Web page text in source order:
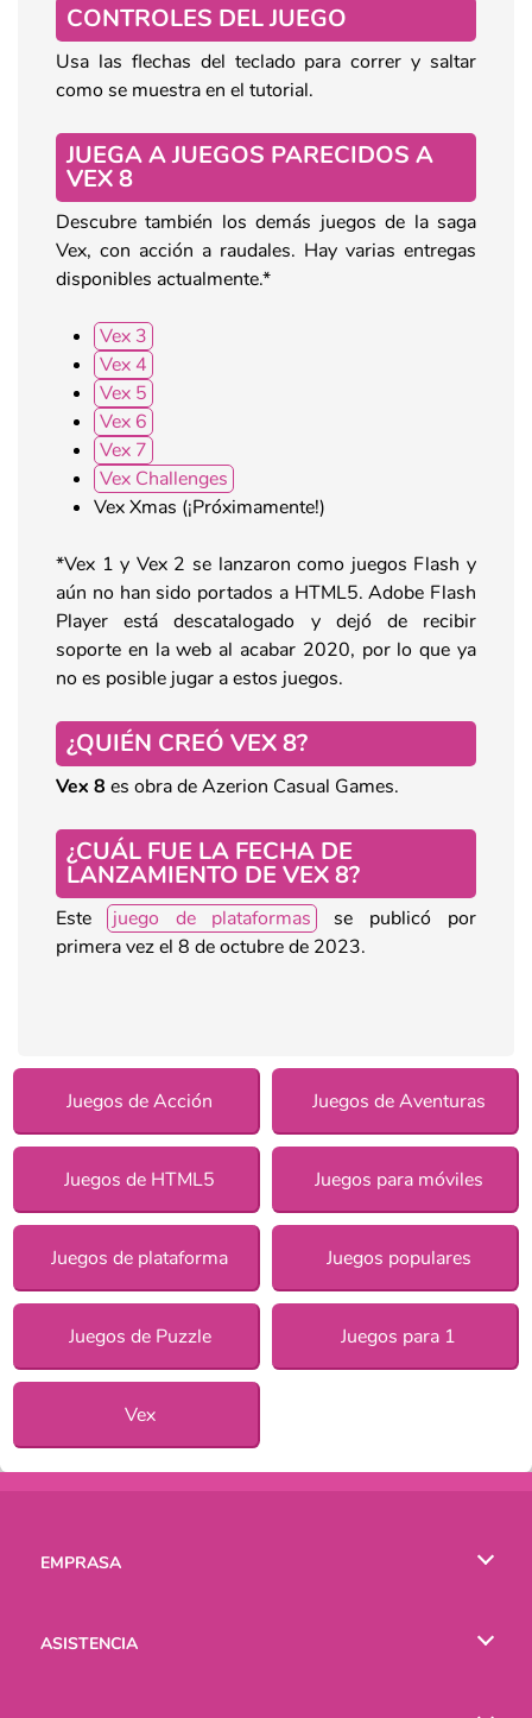
CONTROLES DEL JUEGO
Usa las flechas del teclado para correr y saltar
como se muestra en el tutorial.
JUEGA A JUEGOS PARECIDOS A
VEX 8
Descubre también los demás juegos de la saga
Vex, con acción a raudales. Hay varias entregas
disponibles actualmente.*
Vex 3
Vex 4
Vex 5
Vex 6
Vex 7
Vex Challenges
Vex Xmas (¡Próximamente!)
*Vex 1 y Vex 2 se lanzaron como juegos Flash y
aún no han sido portados a HTML5. Adobe Flash
Player está descatalogado y dejó de recibir
soporte en la web al acabar 2020, por lo que ya
no es posible jugar a estos juegos.
¿QUIÉN CREÓ VEX 8?
Vex 8 es obra de Azerion Casual Games.
¿CUÁL FUE LA FECHA DE
LANZAMIENTO DE VEX 8?
Este juego de plataformas
se publicó por
primera vez el 8 de octubre de 2023.
Juegos de Acción Juegos de Aventuras
Juegos de HTML5 Juegos para móviles
Juegos de plataforma Juegos populares
Juegos de Puzzle Juegos para 1
Vex
EMPRASA
ASISTENCIA